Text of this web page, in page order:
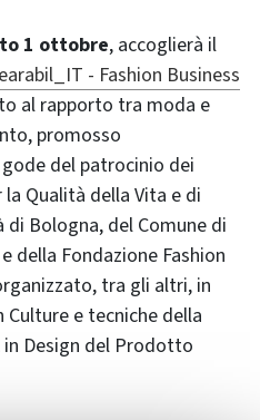
1 ottobre, accoglierà il
- Fashion Business
al rapporto tra moda e
promosso
del patrocinio dei
Qualità della Vita e di
Bologna, del Comune di
della Fondazione Fashion
tra gli altri, in
Culture e tecniche della
Design del Prodotto